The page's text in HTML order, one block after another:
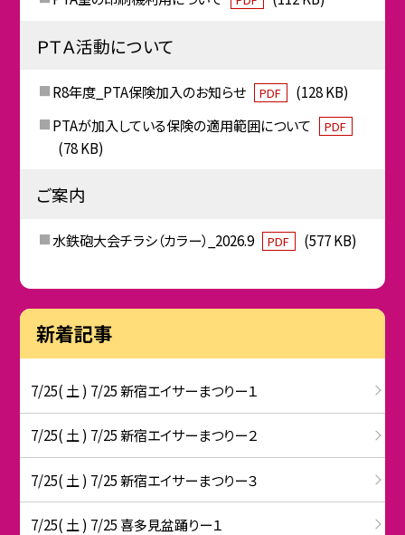
ＰＴＡ活動について
R8年度_PTA保険加入のお知らせ PDF
(128 KB)
PTAが加入している保険の適用範囲について
PDF
(78 KB)
ご案内
水鉄砲大会チラシ（カラー）_2026.9 PDF (577 KB)
新着記事
7/25( 土 ) 7/25 新宿エイサーまつりー１
7/25( 土 ) 7/25 新宿エイサーまつりー２
7/25( 土 ) 7/25 新宿エイサーまつりー３
7/25( 土 ) 7/25 喜多見盆踊りー１